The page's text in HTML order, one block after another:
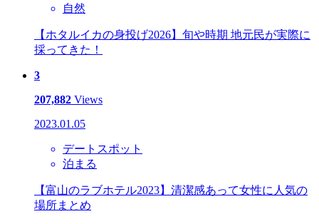
自然
【ホタルイカの身投げ2026】旬や時期 地元民が実際に
採ってきた！
3
207,882 Views
2023.01.05
デートスポット
泊まる
【富山のラブホテル2023】清潔感あって女性に人気の
場所まとめ